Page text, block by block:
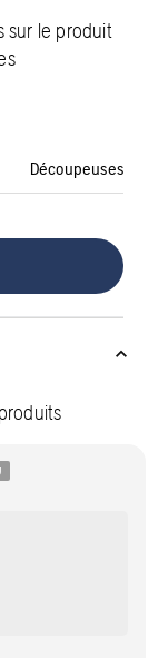
sur le produit
Découpeuses